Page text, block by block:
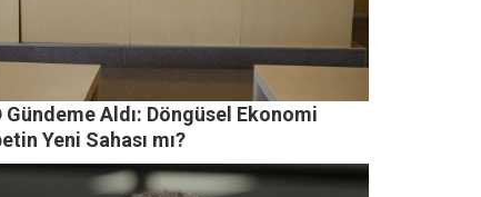
Gündeme Aldı: Döngüsel Ekonomi
Yeni Sahası mı?